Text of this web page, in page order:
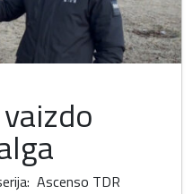
Ascenso TDR